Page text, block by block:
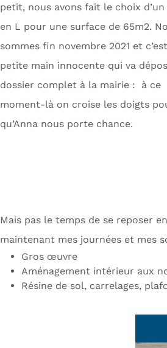
petit, nous avons fait le choix d’un
en L pour une surface de 65m2.
sommes fin novembre 2021 et
petite main innocente qui va
dossier complet à la mairie :
à ce
moment-là on croise les doigts
qu’Anna nous porte chance.
Mais pas le temps de se reposer
maintenant mes journées et mes
Gros œuvre
Aménagement intérieur aux
Résine de sol, carrelages,